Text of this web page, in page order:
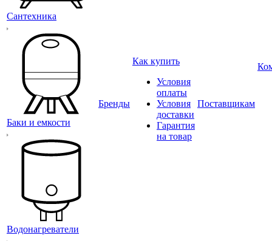
Сантехника
Баки и емкости
Водонагреватели
Бренды
Как купить
Условия
оплаты
Условия
доставки
Гарантия
на товар
Поставщикам